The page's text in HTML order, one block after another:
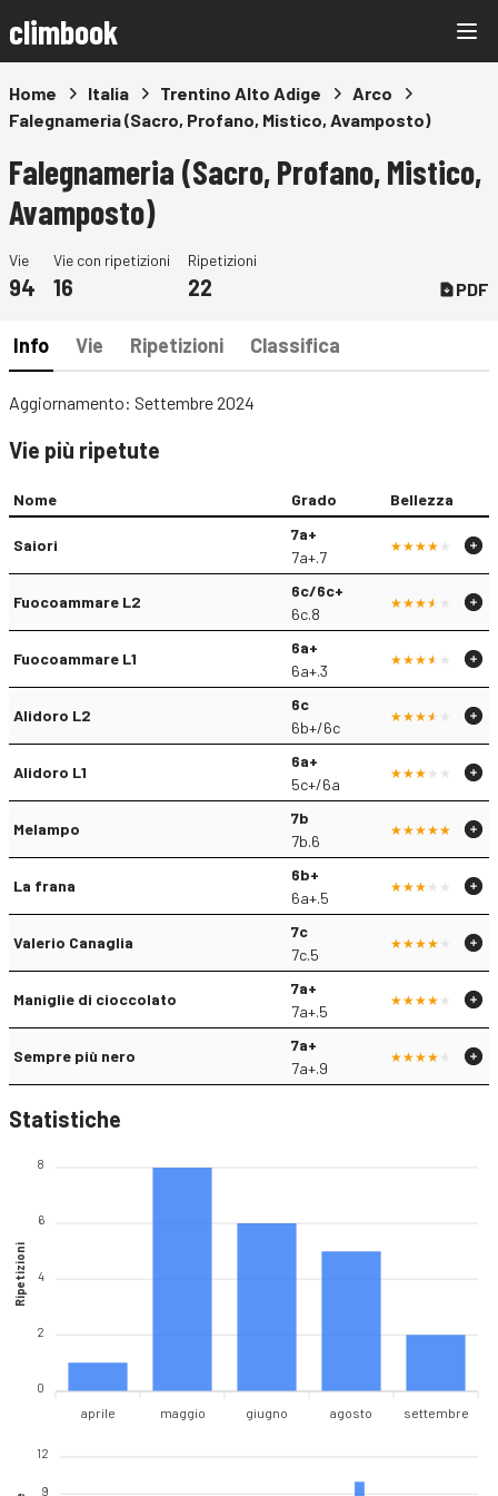
climbook
Home Italia Trentino Alto Adige
Arco
Falegnameria (Sacro, Profano, Mistico, Avamposto)
Falegnameria (Sacro, Profano, Mistico,
Avamposto)
Vie
94
Vie con ripetizioni
16
Ripetizioni
22 PDF
Info Vie Ripetizioni Classifica
Aggiornamento: Settembre 2024
Vie più ripetute
Nome Grado Bellezza
Saiori
7a+
7a+.7
Fuocoammare L2
6c/6c+
6c.8
Fuocoammare L1
6a+
6a+.3
Alidoro L2
6c
6b+/6c
Alidoro L1
6a+
5c+/6a
Melampo
7b
7b.6
La frana
6b+
6a+.5
Valerio Canaglia
7c
7c.5
Maniglie di cioccolato
7a+
7a+.5
Sempre più nero
7a+
7a+.9
Statistiche
8
6
4
2
0
Ripetizioni
aprile maggio giugno agosto settembre
12
9